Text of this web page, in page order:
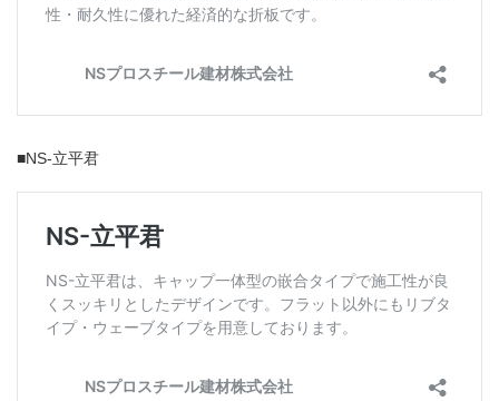
■NS-立平君